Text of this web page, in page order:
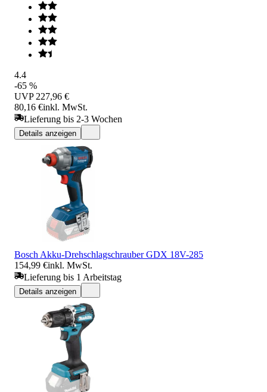
4.4
-65 %
UVP 227,96 €
80,16 €inkl. MwSt.
Lieferung bis 2-3 Wochen
Details anzeigen
Bosch Akku-Drehschlagschrauber GDX 18V-285
154,99 €inkl. MwSt.
Lieferung bis 1 Arbeitstag
Details anzeigen